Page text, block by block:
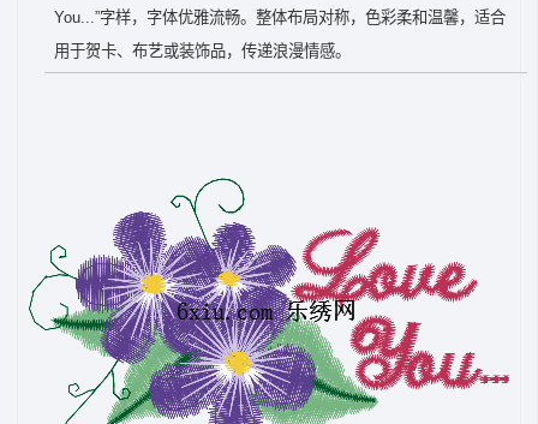
You...”字样，字体优雅流畅。整体布局对称，色彩柔和温馨，适合
用于贺卡、布艺或装饰品，传递浪漫情感。